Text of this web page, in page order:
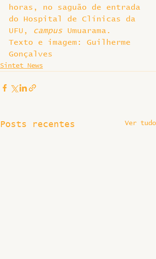
horas, no saguão de entrada
do Hospital de Clínicas da
UFU,
campus Umuarama.
Texto e imagem: Guilherme
Gonçalves
Sintet News
Posts recentes Ver tudo